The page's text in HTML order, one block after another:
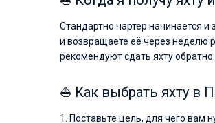
Стандартно чартер начинается
и возвращаете её через неделю
рекомендуют сдать яхту
⛵ Как выбрать яхту в
1. Поставьте цель, для чего вам